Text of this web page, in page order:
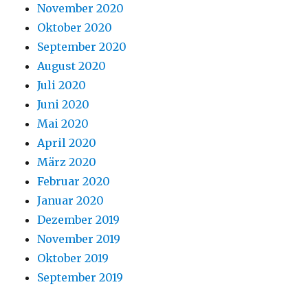
November 2020
Oktober 2020
September 2020
August 2020
Juli 2020
Juni 2020
Mai 2020
April 2020
März 2020
Februar 2020
Januar 2020
Dezember 2019
November 2019
Oktober 2019
September 2019